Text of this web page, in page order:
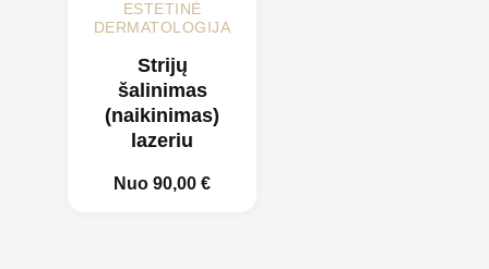
ESTETINĖ
DERMATOLOGIJA
Strijų
šalinimas
(naikinimas)
lazeriu
Nuo 90,00 €